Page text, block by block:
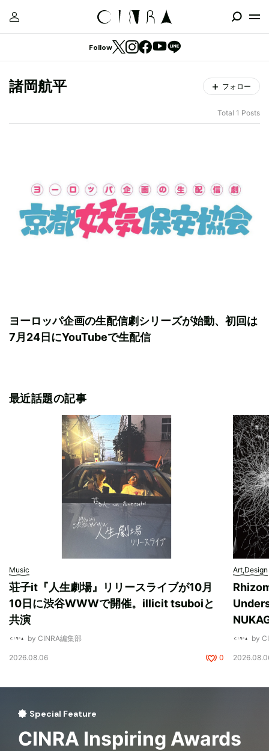
Follow
諸岡航平 フォロー
Total 1 Posts
ヨーロッパ企画の生配信劇シリーズが始動、初回は
7月24日にYouTubeで生配信
最近話題の記事
Music
荘子it『人生劇場』リリースライブが10月
10日に渋谷WWWで開催。illicit tsuboiと
共演
by CINRA編集部
2026.08.06 0
Art,Design
by
Special Feature
CINRA Inspiring Awards